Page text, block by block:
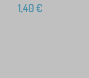
1,40€